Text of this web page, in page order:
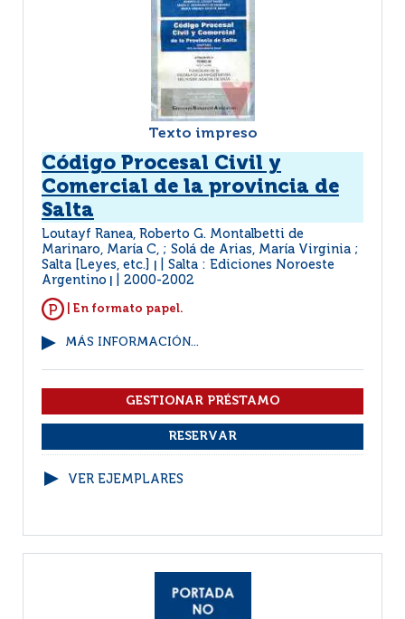
Texto impreso
Código Procesal Civil y
Comercial de la provincia de
Salta
Loutayf Ranea, Roberto G. Montalbetti de
Marinaro, María C, ; Solá de Arias, María Virginia ;
Salta [Leyes, etc.]
Salta : Ediciones Noroeste
Argentino
2000-2002
| En formato papel.
MÁS INFORMACIÓN...
VER EJEMPLARES